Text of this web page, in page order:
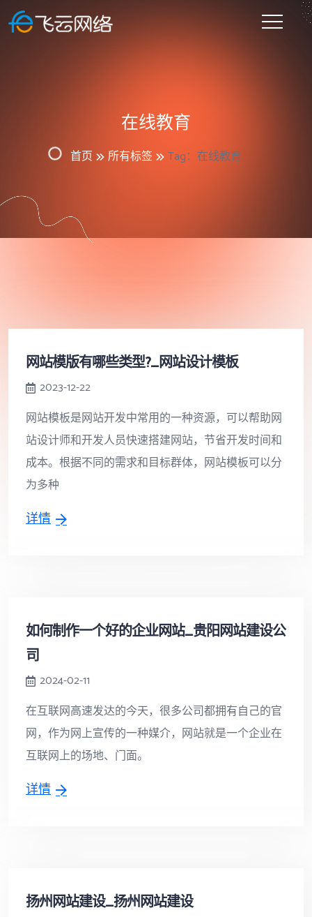
在线教育
首页 所有标签 Tag：在线教育
网站模版有哪些类型?_网站设计模板
2023-12-22
网站模板是网站开发中常用的一种资源，可以帮助网
站设计师和开发人员快速搭建网站，节省开发时间和
成本。根据不同的需求和目标群体，网站模板可以分
为多种
详情
如何制作一个好的企业网站_贵阳网站建设公
司
2024-02-11
在互联网高速发达的今天，很多公司都拥有自己的官
网，作为网上宣传的一种媒介，网站就是一个企业在
互联网上的场地、门面。
详情
扬州网站建设_扬州网站建设